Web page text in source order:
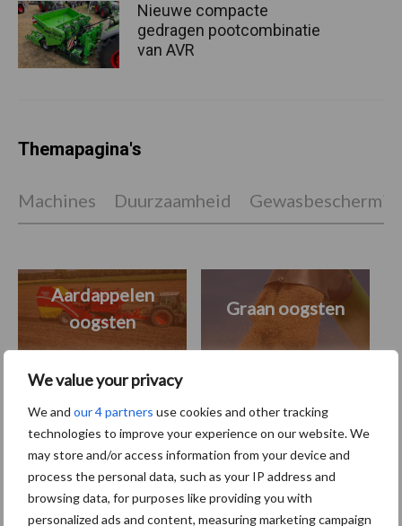
We value your privacy
We and our 4 partners use cookies and other tracking
technologies to improve your experience on our website. We
may store and/or access information from your device and
process the personal data, such as your IP address and
browsing data, for purposes like providing you with
personalized ads and content, measuring marketing campaign
Primaire
Recent nieuws Partner nieuws
Nieuwe compacte
gedragen pootcombinatie
van AVR
Themapagina's
Machines Duurzaamheid
Aardappelen
oogsten
Graan oogsten
Toon meer